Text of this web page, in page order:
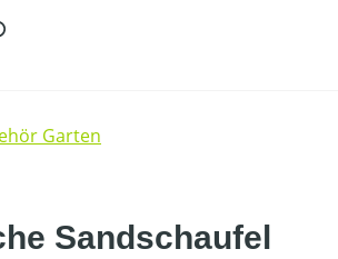
Garten
Sandschaufel